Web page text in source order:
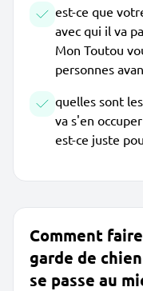
est-ce que
avec qui il va
Mon Toutou
personnes
quelles sont
va s'en
est-ce juste
Comment
garde de
se passe au